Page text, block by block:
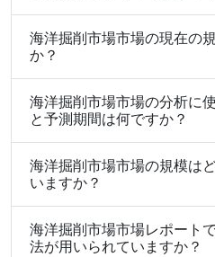
海洋掘削市場市場の現在の
か？
海洋掘削市場市場の分析に
と予測期間は何ですか？
海洋掘削市場市場の規模は
いますか？
海洋掘削市場市場レポート
法が用いられていますか？